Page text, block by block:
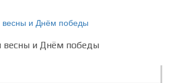
весны и Днём победы